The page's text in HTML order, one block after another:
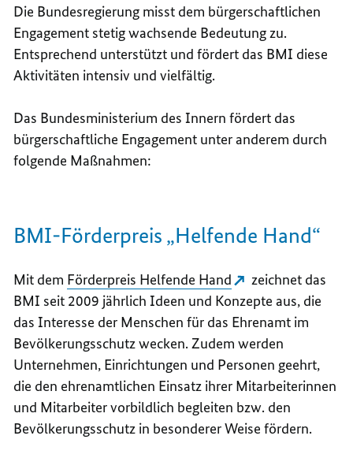
Die Bundesregierung misst dem bürgerschaftlichen
Engagement stetig wachsende Bedeutung zu.
Entsprechend unterstützt und fördert das BMI diese
Aktivitäten intensiv und vielfältig.
Das Bundesministerium des Innern fördert das
bürgerschaftliche Engagement unter anderem durch
folgende Maßnahmen:
BMI-Förderpreis „Helfende Hand“
Mit dem Förderpreis Helfende Hand
zeichnet das
BMI seit 2009 jährlich Ideen und Konzepte aus, die
das Interesse der Menschen für das Ehrenamt im
Bevölkerungsschutz wecken. Zudem werden
Unternehmen, Einrichtungen und Personen geehrt,
die den ehrenamtlichen Einsatz ihrer Mitarbeiterinnen
und Mitarbeiter vorbildlich begleiten bzw. den
Bevölkerungsschutz in besonderer Weise fördern.